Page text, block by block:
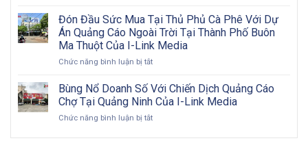
đôi
nét
về
2026:
Cơ
hội
vàng
cho
nghiệp
Việt
trong
Cáo
Biển
Bảng
Pano
Billboard:
Đi
Toàn
Diện
&
Đón Đầu Sức Mua Tại Thủ Phủ Cà Phê Với Dự
Án Quảng Cáo Ngoài Trời Tại Thành Phố Buôn
Ma Thuột Của I-Link Media
Chức năng bình luận bị tắtở
Đầu
Sức
Mua
Tại
Bùng Nổ Doanh Số Với Chiến Dịch Quảng Cáo
Chợ Tại Quảng Ninh Của I-Link Media
Chức năng bình luận bị tắtở
Nổ